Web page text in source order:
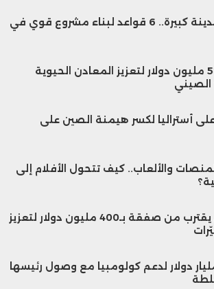
النجاح لا يحتاج مدينة كبيرة.. 6 قواعد لبناء مشروع قوي في
واشنطن تضخ 58 مليون دولار لتعزيز المعادن الحيوية
الصيني
أستراليا لكسر هيمنة الصين على
والألعاب.. كيف تتحول الأفلام إلى
الجيش الأميركي يقترب من صفقة بـ400 مليون دولار لتعزيز
دولار لدعم كولومبيا مع وصول رئيسها